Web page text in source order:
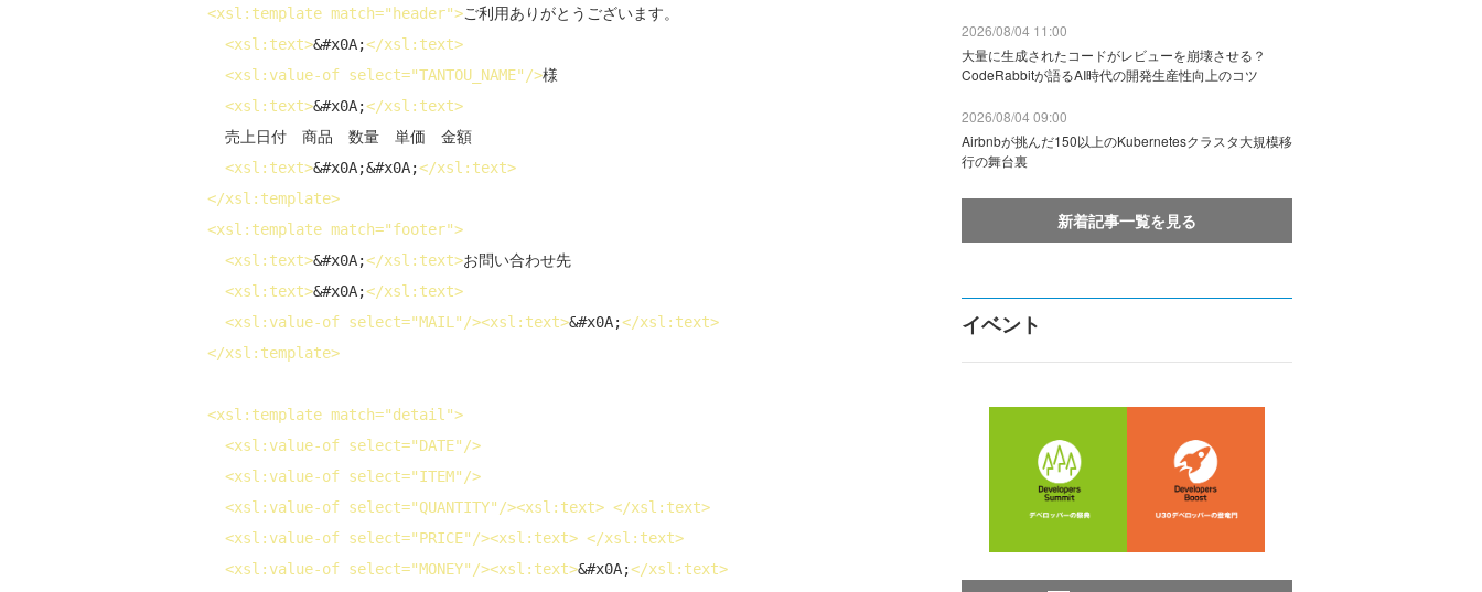
<xsl:template match="header">ご利用ありがとうございます。
<xsl:text>&#x0A;</xsl:text>
<xsl:value-of select="TANTOU_NAME"/>様
<xsl:text>&#x0A;</xsl:text>
<xsl:text>&#x0A;&#x0A;</xsl:text>
</xsl:template>
<xsl:template match="footer">
<xsl:text>&#x0A;</xsl:text>お問い合わせ先
<xsl:text>&#x0A;</xsl:text>
<xsl:value-of select="MAIL"/><xsl:text>&#x0A;</xsl:text>
</xsl:template>
<xsl:template match="detail">
<xsl:value-of select="DATE"/>
<xsl:value-of select="ITEM"/>
<xsl:value-of select="QUANTITY"/><xsl:text> </xsl:text>
<xsl:value-of select="PRICE"/><xsl:text> </xsl:text>
<xsl:value-of select="MONEY"/><xsl:text>&#x0A;</xsl:text>
2026/08/04 11:00
大量に生成されたコードがレビューを崩壊させる？
CodeRabbitが語るAI時代の開発生産性向上のコツ
2026/08/04 09:00
Airbnbが挑んだ150以上のKubernetesクラスタ大規模移
行の舞台裏
新着記事一覧を見る
イベント